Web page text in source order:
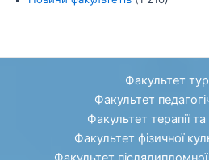
Факультет
Факультет
Факультет терапії та
Факультет фізичної